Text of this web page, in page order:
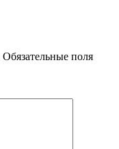
Обязательные поля